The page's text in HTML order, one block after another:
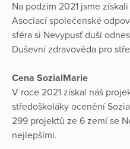
Na podzim 2021 jsme
Asociací společenské
sféra si Nevypusť duši
Duševní zdravověda pro
Cena SozialMarie
V roce 2021 získal náš
středoškoláky ocenění
299 projektů ze 6 zemí se
nejlepšími.